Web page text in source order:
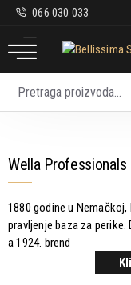
066 030 033
Brend
Wella Professionals
1880 godine u
pravljenje baza za
a 1924. brend